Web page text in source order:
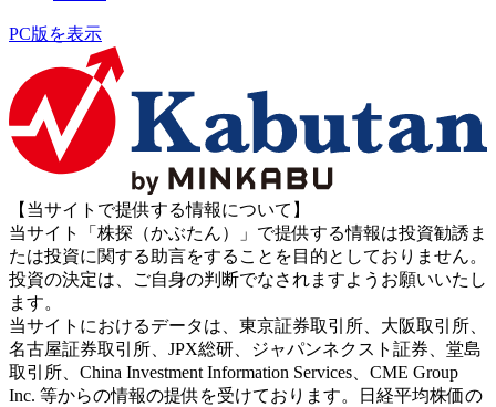
PC版を表示
【当サイトで提供する情報について】
当サイト「株探（かぶたん）」で提供する情報は投資勧誘ま
たは投資に関する助言をすることを目的としておりません。
投資の決定は、ご自身の判断でなされますようお願いいたし
ます。
当サイトにおけるデータは、東京証券取引所、大阪取引所、
名古屋証券取引所、JPX総研、ジャパンネクスト証券、堂島
取引所、China Investment Information Services、CME Group
Inc. 等からの情報の提供を受けております。日経平均株価の